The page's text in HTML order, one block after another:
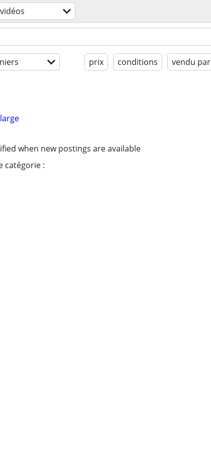
prix conditions vendu par
when new postings are available
catégorie :